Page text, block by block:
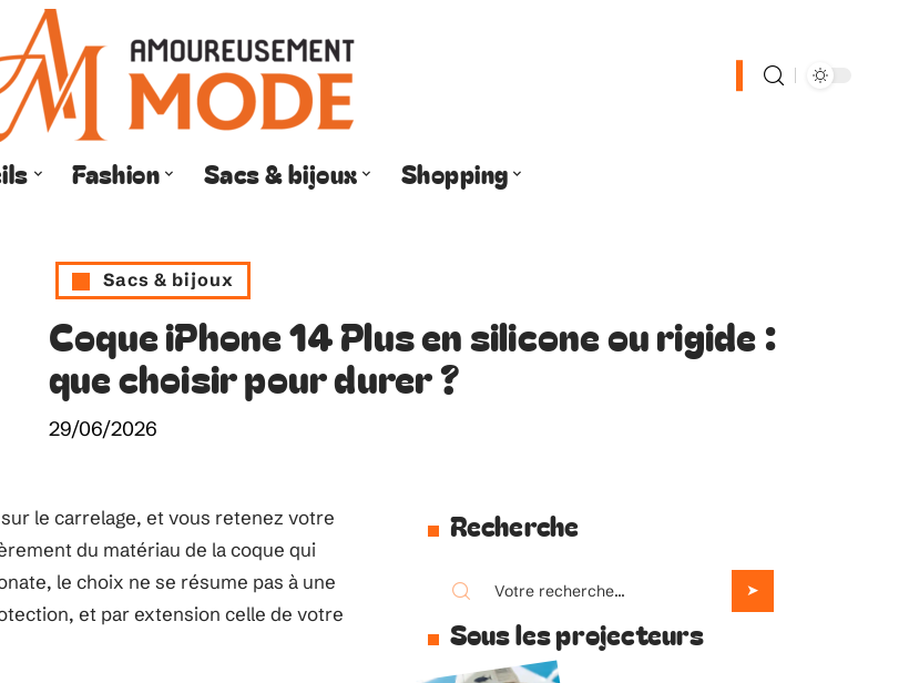
Fashion Sacs & bijoux Shopping
Sacs & bijoux
Coque iPhone 14 Plus en silicone ou rigide :
que choisir pour durer ?
29/06/2026
le carrelage, et vous retenez votre
du matériau de la coque qui
le choix ne se résume pas à une
et par extension celle de votre
Recherche
Sous les projecteurs